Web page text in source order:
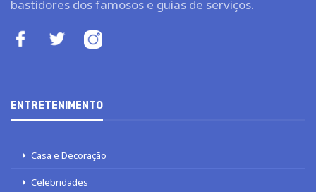
bastidores dos famosos e guias de serviços.
ENTRETENIMENTO
Casa e Decoração
Celebridades